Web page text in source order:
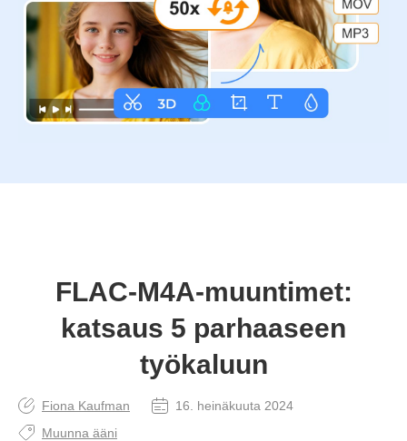
FLAC-M4A-muuntimet:
katsaus 5 parhaaseen
työkaluun
Fiona Kaufman
16. heinäkuuta 2024
Muunna ääni